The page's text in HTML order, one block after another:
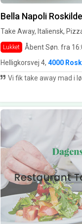
Bella Napoli Roskilde
Take Away, Italiensk,
Lukket Åbent Søn. fra
Helligkorsvej 4, 4000
Vi fik take away mad i lørdags - som altid